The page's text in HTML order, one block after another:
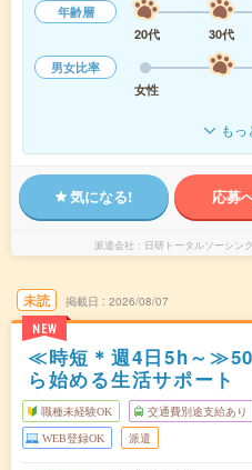
年齢層
20代
30代
男女比率
女性
もっ
気になる! 応募
派遣会社 日研トータルソーシン
未読
NEW
掲載日 2026/08/07
≪時短＊週4日5h～
ら始める生活サポート
職種未経験OK 交通費別途支給あり
WEB登録OK 派遣